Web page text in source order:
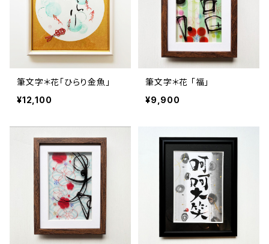
筆文字＊花「ひらり金魚」
¥12,100
筆文字＊花 「福」
¥9,900